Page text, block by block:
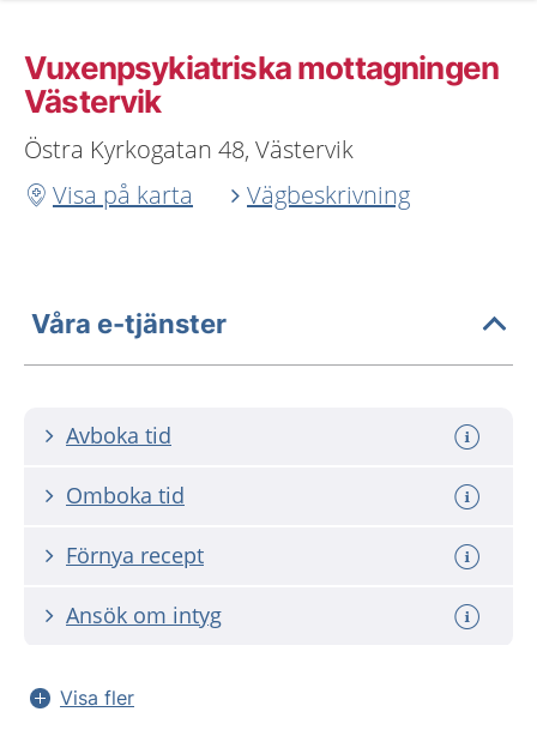
Vuxenpsykiatriska mottagningen
Västervik
Östra Kyrkogatan 48, Västervik
Visa på karta
Vägbeskrivning
Våra e-tjänster
Avboka tid
Omboka tid
Förnya recept
Ansök om intyg
Visa fler